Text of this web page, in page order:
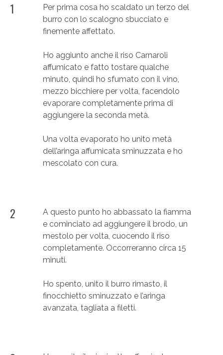
1
Per prima cosa ho scaldato un terzo del
burro con lo scalogno sbucciato e
finemente affettato.
Ho aggiunto anche il riso Carnaroli
affumicato e fatto tostare qualche
minuto, quindi ho sfumato con il vino,
mezzo bicchiere per volta, facendolo
evaporare completamente prima di
aggiungere la seconda metà.
Una volta evaporato ho unito metà
dell’aringa affumicata sminuzzata e ho
mescolato con cura.
2
A questo punto ho abbassato la fiamma
e cominciato ad aggiungere il brodo, un
mestolo per volta, cuocendo il riso
completamente. Occorreranno circa 15
minuti.
Ho spento, unito il burro rimasto, il
finocchietto sminuzzato e l’aringa
avanzata, tagliata a filetti.